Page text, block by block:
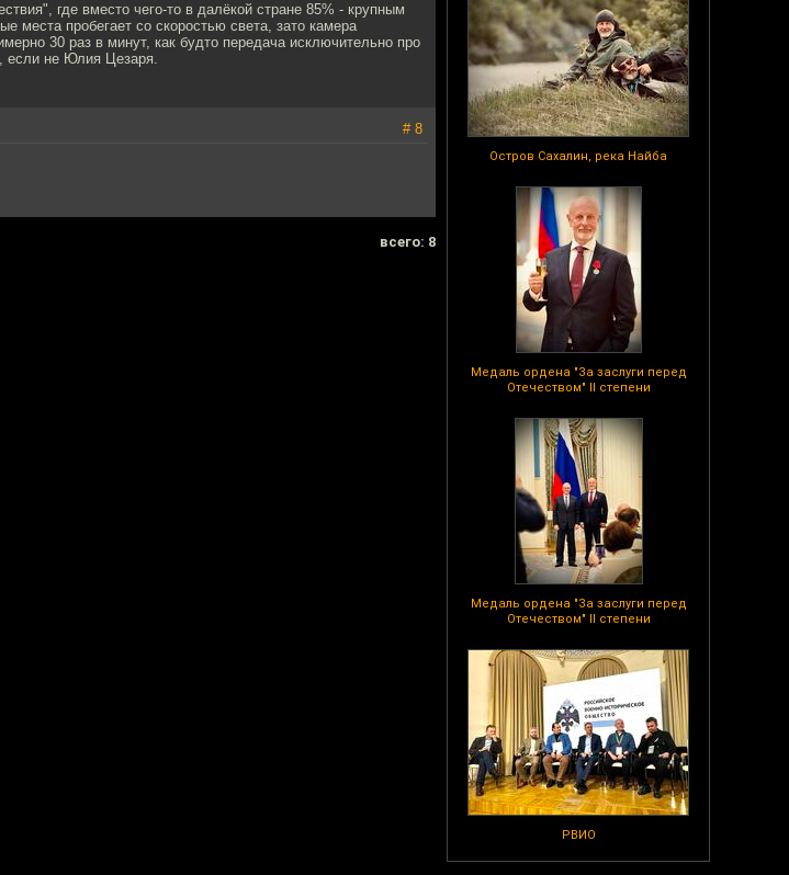
Остров Сахалин, река Найба
Медаль ордена "За заслуги перед
Отечеством" II степени
Медаль ордена "За заслуги перед
Отечеством" II степени
РВИО
где вместо чего-то в далёкой стране 85% - крупным
места пробегает со скоростью света, зато камера
30 раз в минут, как будто передача исключительно про
если не Юлия Цезаря.
# 8
всего: 8